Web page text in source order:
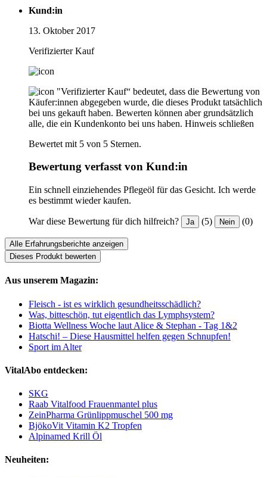
Kund:in
13. Oktober 2017
Verifizierter Kauf
"Verifizierter Kauf“ bedeutet, dass die Bewertung von
Käufer:innen abgegeben wurde, die dieses Produkt tatsächlich
bei uns gekauft haben. Bewerten können aber grundsätzlich
alle, die ein Kundenkonto bei uns haben. Hinweis schließen
Bewertet mit 5 von 5 Sternen.
Bewertung verfasst von Kund:in
Ein schnell einziehendes Pflegeöl für das Gesicht. Ich werde
es bestimmt wieder kaufen.
War diese Bewertung für dich hilfreich? Ja (5) Nein (0)
Alle Erfahrungsberichte anzeigen
Dieses Produkt bewerten
Aus unserem Magazin:
Fleisch - ist es wirklich gesundheitsschädlich?
Was, bitteschön, tut eigentlich das Lymphsystem?
Biotta Wellness Woche laut Alice & Stephan - Tag 1&2
Hatschi! – Diese Hausmittel helfen gegen Schnupfen!
Sport im Alter
VitalAbo entdecken:
SKG
Raab Vitalfood Frauenmantel plus
ZeinPharma Grünlippmuschel 500 mg
BjökoVit Vitamin K2 Tropfen
Alpinamed Krill Öl
Neuheiten: